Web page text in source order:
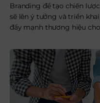
Branding để tạo chiến
sẽ lên ý tưởng và triển
đẩy mạnh thương hiệu